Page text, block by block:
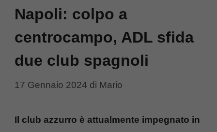
Napoli: colpo a
centrocampo, ADL sfida
due club spagnoli
17 Gennaio 2024 di Mario
Il club azzurro è attualmente impegnato in